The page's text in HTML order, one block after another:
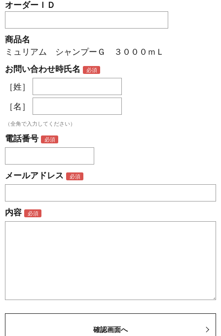
オーダーＩＤ
商品名
ミュリアム シャンプーＧ ３０００ｍＬ
お問い合わせ時氏名
［姓］
［名］
（全角で入力してください）
電話番号
メールアドレス
内容